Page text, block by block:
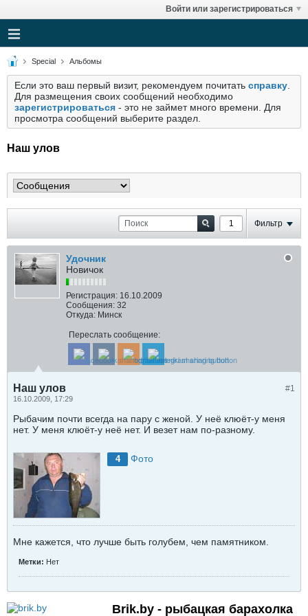
Войти или зарегистрироваться
Special Альбомы
Если это ваш первый визит, рекомендуем почитать справку
Для размещения своих сообщений необходимо
зарегистрироваться - это не займет много времени. Для
просмотра сообщений выберите раздел.
Наш улов
Фильтр
Удочник
Новичок
Регистрация: 16.10.2009
Сообщения: 32
Откуда: Минск
Переслать сообщение:
#1
Наш улов
16.10.2009, 17:29
Рыбачим почти всегда на пару с женой. У неё клюёт-у меня
нет. У меня клюёт-у неё нет. И везет нам по-разному.
4 Фото
Мне кажется, что лучше быть голубем, чем памятником.
Метки: Нет
Brik.by - рыбацкая барахолка